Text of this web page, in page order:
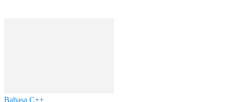
Bahasa C++